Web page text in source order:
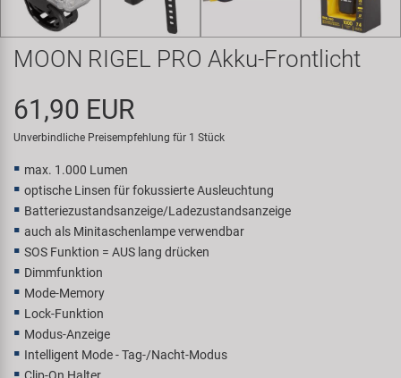
Samox
Smart
SRAM/RockShox
Trail-Gator
Velo
Markenübersicht
MOON RIGEL PRO Akku-Frontlicht
61,90 EUR
Unverbindliche Preisempfehlung für 1 Stück
max. 1.000 Lumen
optische Linsen für fokussierte Ausleuchtung
Batteriezustandsanzeige/Ladezustandsanzeige
auch als Minitaschenlampe verwendbar
SOS Funktion = AUS lang drücken
Dimmfunktion
Mode-Memory
Lock-Funktion
Modus-Anzeige
Intelligent Mode - Tag-/Nacht-Modus
Clip-On Halter